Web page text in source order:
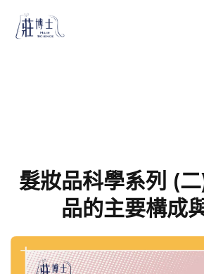
髮妝品科學系列 (
品的主要構成